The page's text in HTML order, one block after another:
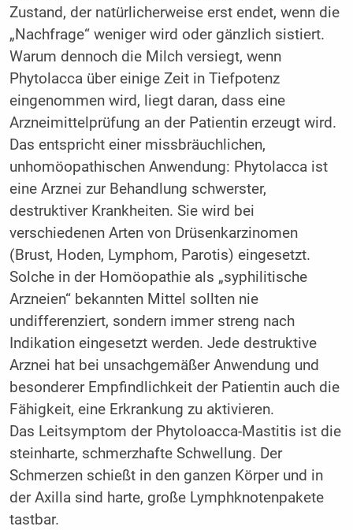
Zustand, der natürlicherweise erst endet, wenn die
„Nachfrage“ weniger wird oder gänzlich sistiert.
Warum dennoch die Milch versiegt, wenn
Phytolacca über einige Zeit in Tiefpotenz
eingenommen wird, liegt daran, dass eine
Arzneimittelprüfung an der Patientin erzeugt wird.
Das entspricht einer missbräuchlichen,
unhomöopathischen Anwendung: Phytolacca ist
eine Arznei zur Behandlung schwerster,
destruktiver Krankheiten. Sie wird bei
verschiedenen Arten von Drüsenkarzinomen
(Brust, Hoden, Lymphom, Parotis) eingesetzt.
Solche in der Homöopathie als „syphilitische
Arzneien“ bekannten Mittel sollten nie
undifferenziert, sondern immer streng nach
Indikation eingesetzt werden. Jede destruktive
Arznei hat bei unsachgemäßer Anwendung und
besonderer Empfindlichkeit der Patientin auch die
Fähigkeit, eine Erkrankung zu aktivieren.
Das Leitsymptom der Phytoloacca-Mastitis ist die
steinharte, schmerzhafte Schwellung. Der
Schmerzen schießt in den ganzen Körper und in
der Axilla sind harte, große Lymphknotenpakete
tastbar.